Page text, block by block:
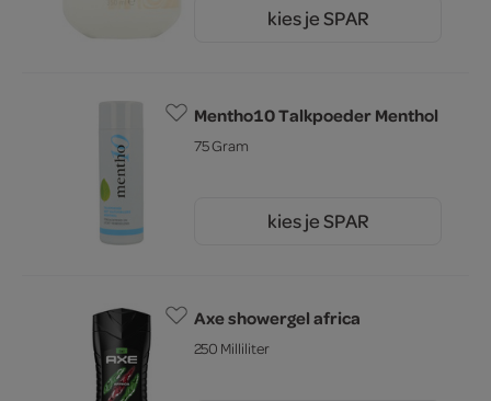
kies je SPAR
Mentho10 Talkpoeder Menthol
75 Gram
kies je SPAR
Axe showergel africa
250 Milliliter